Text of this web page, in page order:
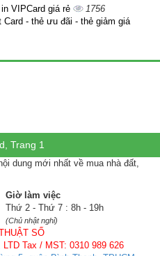
VIPCard giá rẻ
1756
- thẻ ưu đãi - thẻ giảm giá
Trang 1
dung mới nhất về mua nhà đất,
Giờ làm việc
Thứ 2 - Thứ 7 : 8h - 19h
(Chủ nhật nghỉ)
SỐ
LTD Tax / MST: 0310 989 626